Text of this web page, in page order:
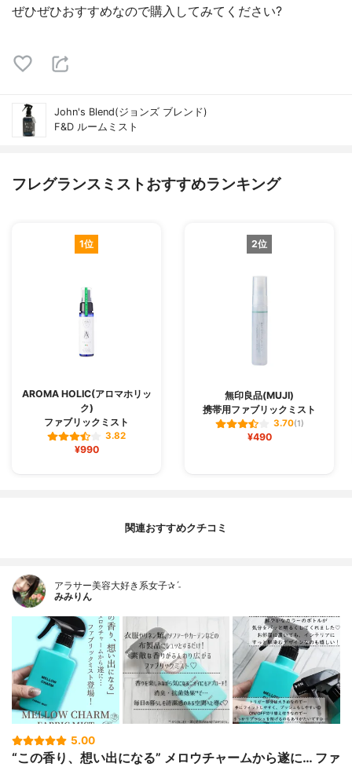
ぜひぜひおすすめなので購入してみてください?
John's Blend(ジョンズ ブレンド)
F&D ルームミスト
フレグランスミストおすすめランキング
1位
AROMA HOLIC(アロマホリッ
ク)
ファブリックミスト
3.82
¥990
2位
無印良品(MUJI)
携帯用ファブリックミスト
3.70(1)
¥490
関連おすすめクチコミ
アラサー美容大好き系女子✰ˊ˗
みみりん
5.00
“この香り、想い出になる” メロウチャームから遂に… ファ